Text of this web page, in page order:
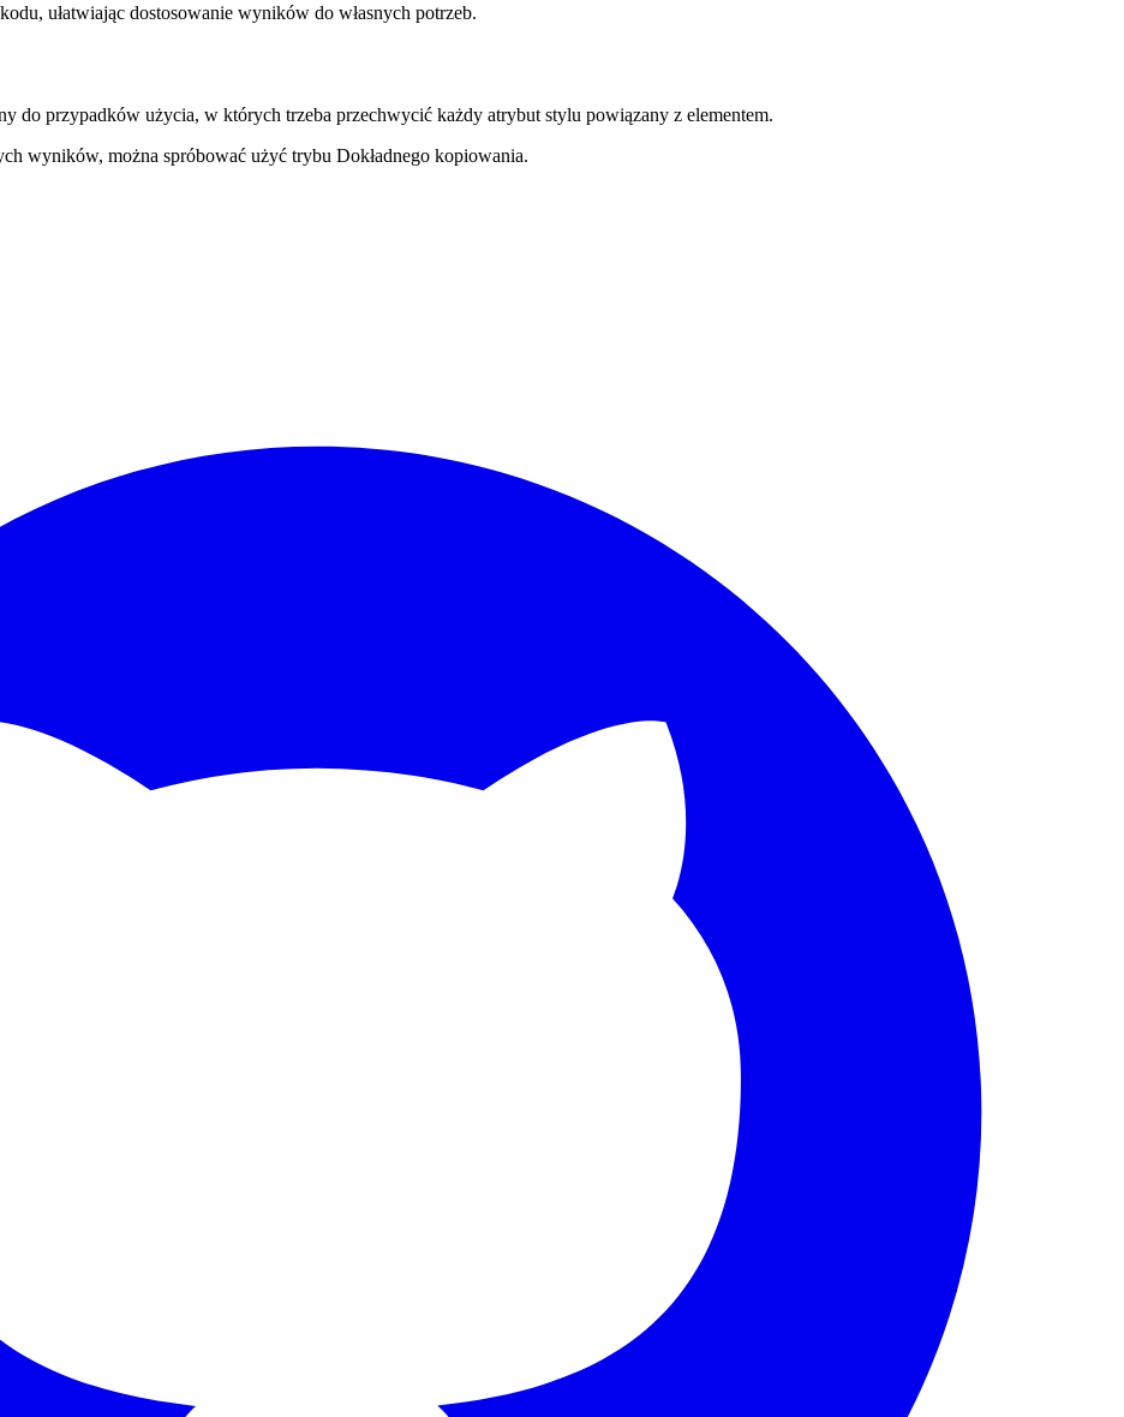
ułatwiając dostosowanie wyników do własnych potrzeb.
do przypadków użycia, w których trzeba przechwycić każdy atrybut stylu powiązany z elementem.
wyników, można spróbować użyć trybu Dokładnego kopiowania.